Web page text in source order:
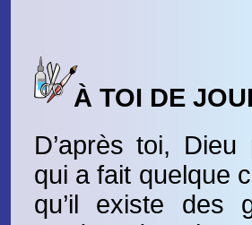
À TOI DE
D’après toi, Dieu
qui a fait quelque
qu’il existe des